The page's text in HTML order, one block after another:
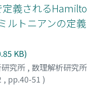
定義される
ルトニアンの定
KB)
究所 , 数理解析研究
, pp.40-51 )